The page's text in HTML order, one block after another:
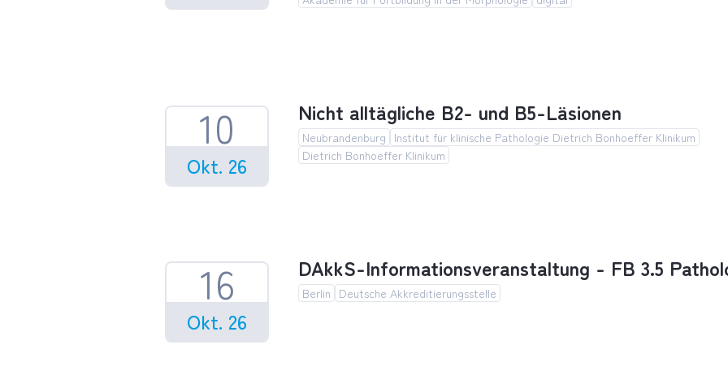
10
Okt. 26
Nicht alltägliche B2- und B5-Läsionen
Neubrandenburg Institut für klinische Pathologie Dietrich Bonhoeffer Klinikum
Dietrich Bonhoeffer Klinikum
16
Okt. 26
DAkkS-Informations­veranstaltung - FB 3.5
Berlin Deutsche Akkreditierungsstelle